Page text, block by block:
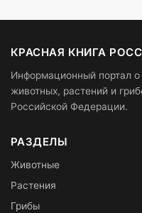
КРАСНАЯ КНИГА
Информационный портал
животных, растений и
Российской Федерации.
РАЗДЕЛЫ
Животные
Растения
Грибы